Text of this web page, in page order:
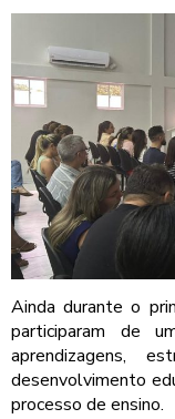
Ainda durante o
participaram de
aprendizagens,
desenvolvimento
processo de ensino.